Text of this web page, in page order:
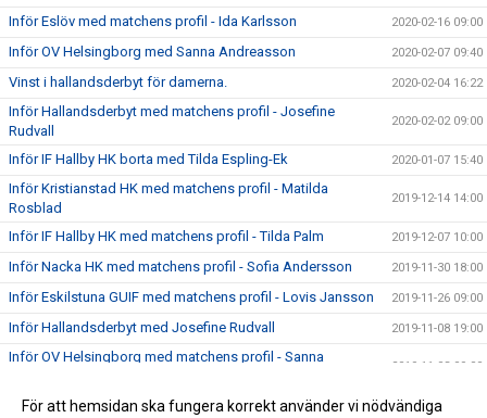
Inför Eslöv med matchens profil - Ida Karlsson 2020-02-16 09:00
Inför OV Helsingborg med Sanna Andreasson 2020-02-07 09:40
Vinst i hallandsderbyt för damerna. 2020-02-04 16:22
Inför Hallandsderbyt med matchens profil - Josefine
Rudvall
2020-02-02 09:00
Inför IF Hallby HK borta med Tilda Espling-Ek 2020-01-07 15:40
Inför Kristianstad HK med matchens profil - Matilda
Rosblad
2019-12-14 14:00
Inför IF Hallby HK med matchens profil - Tilda Palm 2019-12-07 10:00
Inför Nacka HK med matchens profil - Sofia Andersson 2019-11-30 18:00
Inför Eskilstuna GUIF med matchens profil - Lovis Jansson 2019-11-26 09:00
Inför Hallandsderbyt med Josefine Rudvall 2019-11-08 19:00
Inför OV Helsingborg med matchens profil - Sanna
2019-11-03 09:00
Högersexan Emelie Batista klar för HK Aranäs 2019-10-23 10:40
För att hemsidan ska fungera korrekt använder vi nödvändiga